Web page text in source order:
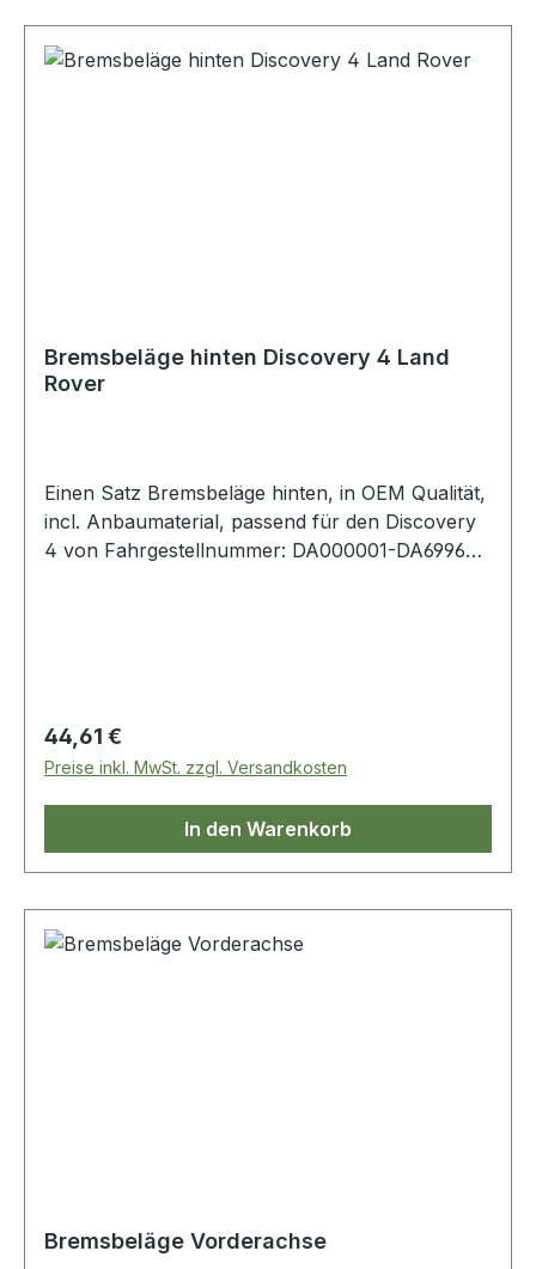
Bremsbeläge hinten Discovery 4 Land
Rover
Einen Satz Bremsbeläge hinten, in OEM Qualität,
incl. Anbaumaterial, passend für den Discovery
4 von Fahrgestellnummer: DA000001-DA699649,
Regulärer Preis:
44,61 €
Preise inkl. MwSt. zzgl. Versandkosten
In den Warenkorb
Bremsbeläge Vorderachse